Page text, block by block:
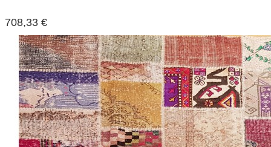
708,33 €